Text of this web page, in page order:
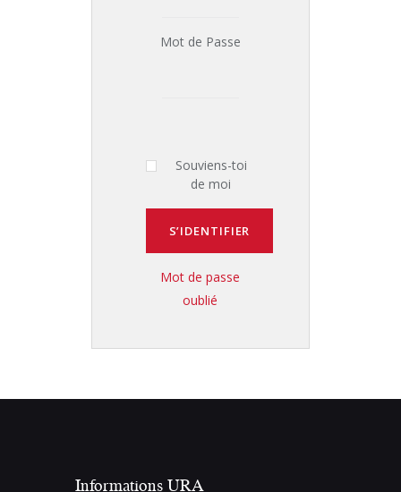
Mot de Passe
Souviens-toi
de moi
Mot de passe
oublié
Informations URA